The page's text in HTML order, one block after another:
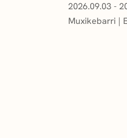
2026.09.03 -
Muxikebarri |